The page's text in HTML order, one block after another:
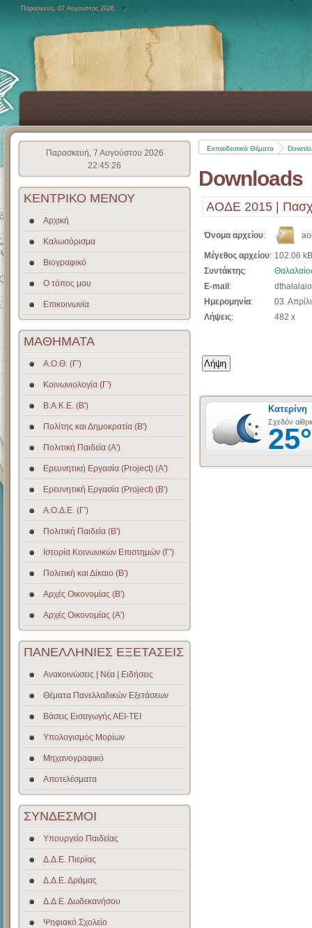
Παρασκευή, 07 Αύγουστος 2026
Εκπαιδευτικά Θέματα
Downloads
ΑΟΔΕ 2015 |
Όνομα αρχείου:
Μέγεθος αρχείου: 102.06 kB
Συντάκτης:
E-mail :
Ημερομηνία:
03.
Λήψεις: 482 x
Παρασκευή, 7 Αυγούστου 2026
22:45:26
ΚΕΝΤΡΙΚΟ ΜΕΝΟΥ
Αρχική
Καλωσόρισμα
Βιογραφικό
Ο τόπος μου
Επικοινωνία
ΜΑΘΗΜΑΤΑ
Α.Ο.Θ. (Γ')
Κοινωνιολογία (Γ')
Β.Α.Κ.Ε. (Β')
Πολίτης και Δημοκρατία (Β')
Πολιτική Παιδεία (A')
Ερευνητική Εργασία (Project) (Α')
Ερευνητική Εργασία (Project) (Β')
Α.Ο.Δ.Ε. (Γ')
Πολιτική Παιδεία (Β')
Ιστορία Κοινωνικών Επιστημών (Γ')
Πολιτική και Δίκαιο (Β')
Αρχές Οικονομίας (Β')
Αρχές Οικονομίας (Α')
ΠΑΝΕΛΛΗΝΙΕΣ ΕΞΕΤΑΣΕΙΣ
Ανακοινώσεις | Νέα | Ειδήσεις
Θέματα Πανελλαδικών Εξετάσεων
Βάσεις Εισαγωγής ΑΕΙ-ΤΕΙ
Υπολογισμός Μορίων
Μηχανογραφικό
Αποτελέσματα
ΣΥΝΔΕΣΜΟΙ
Υπουργείο Παιδείας
Δ.Δ.Ε. Πιερίας
Δ.Δ.Ε. Δράμας
Δ.Δ.Ε. Δωδεκανήσου
Ψηφιακό Σχολείο